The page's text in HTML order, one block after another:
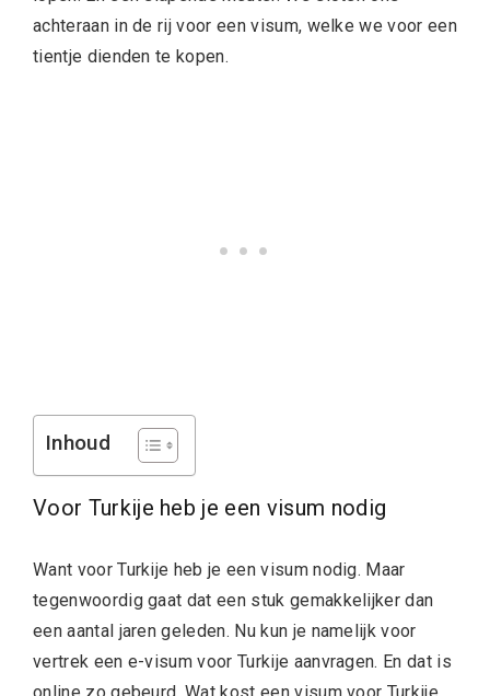
achteraan in de rij voor een visum, welke we voor een
tientje dienden te kopen.
Inhoud
Voor Turkije heb je een visum nodig
Want voor Turkije heb je een visum nodig. Maar
tegenwoordig gaat dat een stuk gemakkelijker dan
een aantal jaren geleden. Nu kun je namelijk voor
vertrek een e-visum voor Turkije aanvragen. En dat is